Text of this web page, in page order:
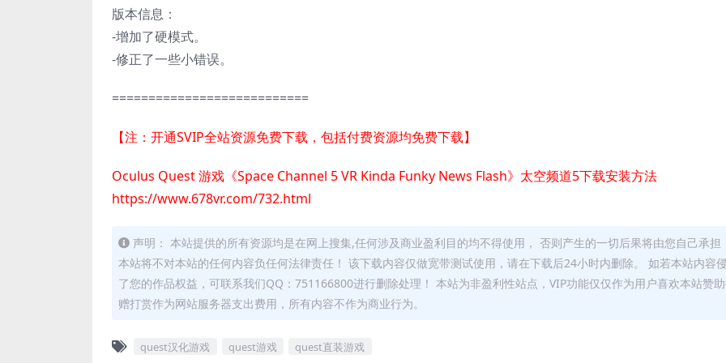
版本信息：
-增加了硬模式。
-修正了一些小错误。
===========================
【注：开通SVIP全站资源免费下载，包括付费资源均免费下载】
Oculus Quest 游戏《Space Channel 5 VR Kinda Funky News Flash》太空频道5下载安装方法
https://www.678vr.com/732.html
声明： 本站提供的所有资源均是在网上搜集,任何涉及商业盈利目的均不得使用， 否则产生的一切后果将由您自己承担
本站将不对本站的任何内容负任何法律责任！ 该下载内容仅做宽带测试使用，请在下载后24小时内删除。 如若本站内容
了您的作品权益，可联系我们QQ：751166800进行删除处理！ 本站为非盈利性站点，VIP功能仅仅作为用户喜欢本站赞
赠打赏作为网站服务器支出费用，所有内容不作为商业行为。
quest汉化游戏 quest游戏 quest直装游戏